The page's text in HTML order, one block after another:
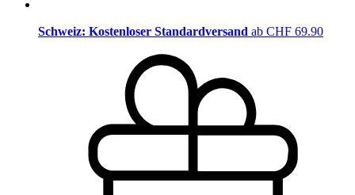
Schweiz: Kostenloser Standardversand ab CHF 69.90